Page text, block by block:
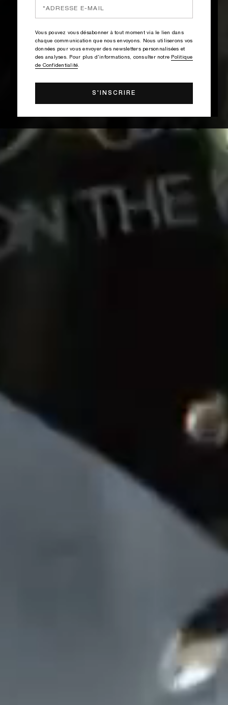
Vous pouvez vous désabonner à tout moment via le lien dans
chaque communication que nous envoyons. Nous utiliserons vos
données pour vous envoyer des newsletters personnalisées et
des analyses. Pour plus d'informations, consulter notre Politique
de Confidentialité.